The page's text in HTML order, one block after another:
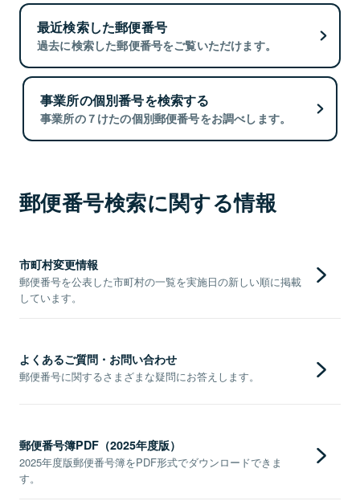
最近検索した郵便番号
過去に検索した郵便番号をご覧いただけます。
事業所の個別番号を検索する
事業所の７けたの個別郵便番号をお調べします。
郵便番号検索に関する情報
市町村変更情報
郵便番号を公表した市町村の一覧を実施日の新しい順に掲載
しています。
よくあるご質問・お問い合わせ
郵便番号に関するさまざまな疑問にお答えします。
郵便番号簿PDF（2025年度版）
2025年度版郵便番号簿をPDF形式でダウンロードできま
す。